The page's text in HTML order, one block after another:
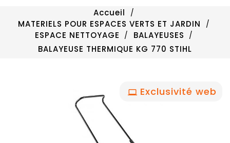
Accueil
MATERIELS POUR ESPACES VERTS ET JARDIN
ESPACE NETTOYAGE
BALAYEUSES
BALAYEUSE THERMIQUE KG 770 STIHL
Exclusivité web